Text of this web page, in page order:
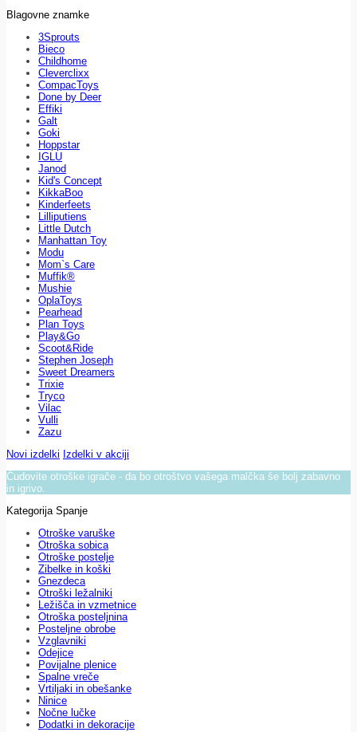
Blagovne znamke
3Sprouts
Bieco
Childhome
Cleverclixx
CompacToys
Done by Deer
Effiki
Galt
Goki
Hoppstar
IGLU
Janod
Kid's Concept
KikkaBoo
Kinderfeets
Lilliputiens
Little Dutch
Manhattan Toy
Modu
Mom`s Care
Muffik®
Mushie
OplaToys
Pearhead
Plan Toys
Play&Go
Scoot&Ride
Stephen Joseph
Sweet Dreamers
Trixie
Tryco
Vilac
Vulli
Zazu
Novi izdelki Izdelki v akciji
Čudovite otroške igrače - da bo otroštvo vašega malčka še bolj zabavno
in igrivo.
Kategorija Spanje
Otroške varuške
Otroška sobica
Otroške postelje
Zibelke in koški
Gnezdeca
Otroški ležalniki
Ležišča in vzmetnice
Otroška posteljnina
Posteljne obrobe
Vzglavniki
Odejice
Povijalne plenice
Spalne vreče
Vrtiljaki in obešanke
Ninice
Nočne lučke
Dodatki in dekoracije